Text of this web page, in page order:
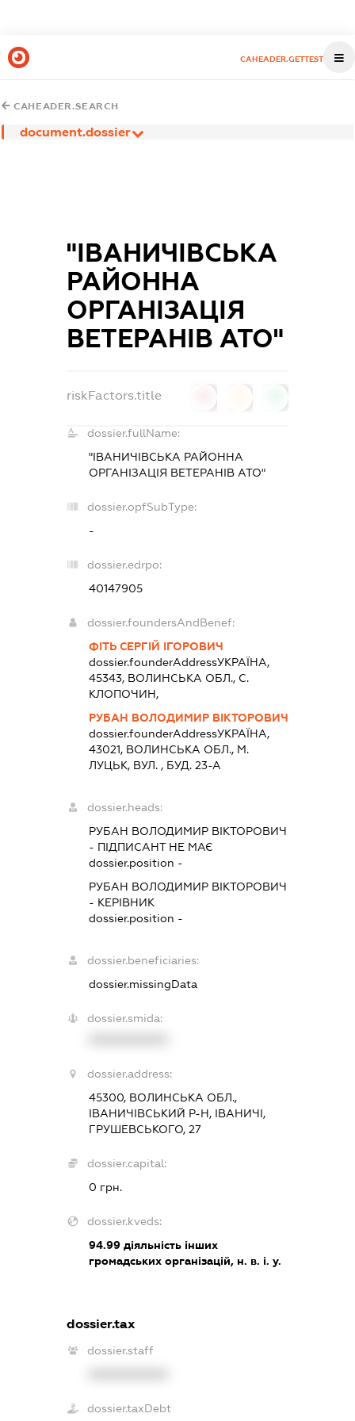
CAHEADER.GETTEST
CAHEADER.SEARCH
document.dossier
"ІВАНИЧІВСЬКА
РАЙОННА
ОРГАНІЗАЦІЯ
ВЕТЕРАНІВ АТО"
riskFactors.title
dossier.fullName:
"ІВАНИЧІВСЬКА РАЙОННА
ОРГАНІЗАЦІЯ ВЕТЕРАНІВ АТО"
dossier.opfSubType:
-
dossier.edrpo:
40147905
dossier.foundersAndBenef:
ФІТЬ СЕРГІЙ ІГОРОВИЧ
dossier.founderAddressУКРАЇНА,
45343, ВОЛИНСЬКА ОБЛ., С.
КЛОПОЧИН,
РУБАН ВОЛОДИМИР ВІКТОРОВИЧ
dossier.founderAddressУКРАЇНА,
43021, ВОЛИНСЬКА ОБЛ., М.
ЛУЦЬК, ВУЛ. , БУД. 23-А
dossier.heads:
РУБАН ВОЛОДИМИР ВІКТОРОВИЧ
- ПІДПИСАНТНЕ МАЄ
dossier.position -
РУБАН ВОЛОДИМИР ВІКТОРОВИЧ
- КЕРІВНИК
dossier.position -
dossier.beneficiaries:
dossier.missingData
dossier.smida:
dossier.address:
45300, ВОЛИНСЬКА ОБЛ.,
ІВАНИЧІВСЬКИЙ Р-Н, ІВАНИЧІ,
ГРУШЕВСЬКОГО, 27
dossier.capital:
0 грн.
dossier.kveds:
94.99діяльність інших
громадських організацій, н. в. і. у.
dossier.tax
dossier.staff
dossier.taxDebt